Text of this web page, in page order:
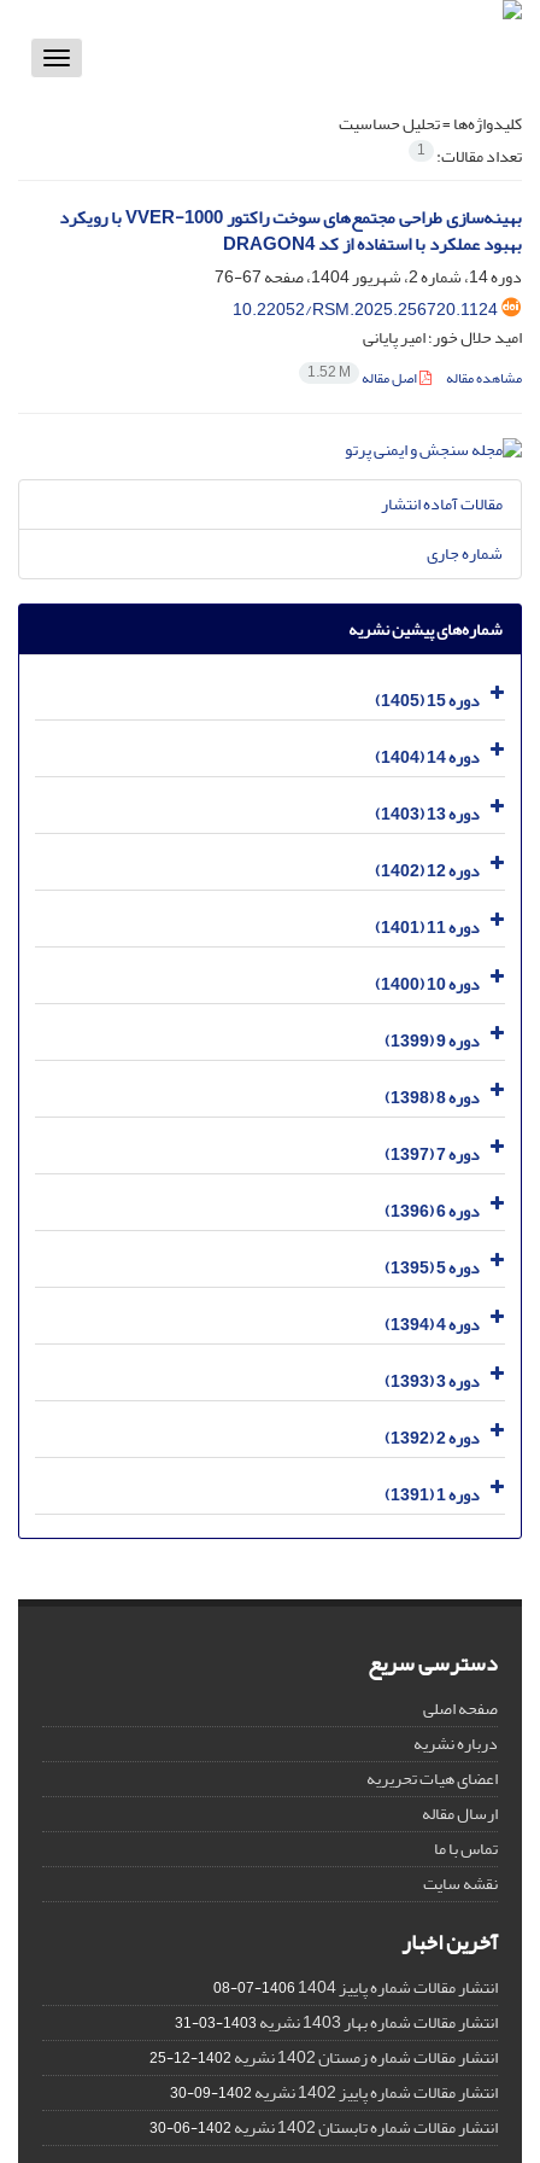
Toggle
کلیدواژه‌ها =تحلیل حساسیت
تعداد مقالات: 1
بهینه‌سازی طراحی مجتمع‌های سوخت راکتور VVER-1000 با رویکرد
بهبود عملکرد با استفاده از کد DRAGON4
دوره 14، شماره 2، شهریور 1404، صفحه
67-76
10.22052/RSM.2025.256720.1124
امید حلال خور؛ امیر پایانی
مشاهده مقاله اصل مقاله 1.52 M
مقالات آماده انتشار
شماره جاری
شماره‌های پیشین نشریه
دوره 15 (1405)
دوره 14 (1404)
دوره 13 (1403)
دوره 12 (1402)
دوره 11 (1401)
دوره 10 (1400)
دوره 9 (1399)
دوره 8 (1398)
دوره 7 (1397)
دوره 6 (1396)
دوره 5 (1395)
دوره 4 (1394)
دوره 3 (1393)
دوره 2 (1392)
دوره 1 (1391)
دسترسی سریع
صفحه اصلی
درباره نشریه
اعضای هیات تحریریه
ارسال مقاله
تماس با ما
نقشه سایت
آخرین اخبار
انتشار مقالات شماره پاییز 1404 1406-07-08
انتشار مقالات شماره بهار 1403 نشریه 1403-03-31
انتشار مقالات شماره زمستان 1402 نشریه 1402-12-25
انتشار مقالات شماره پاییز 1402 نشریه 1402-09-30
انتشار مقالات شماره تابستان 1402 نشریه 1402-06-30